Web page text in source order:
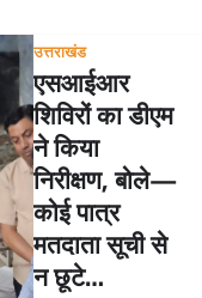
उत्तराखंड
एसआईआर
शिविरों का डीएम
ने किया
निरीक्षण, बोले—
कोई पात्र
मतदाता सूची से
न छूटे…